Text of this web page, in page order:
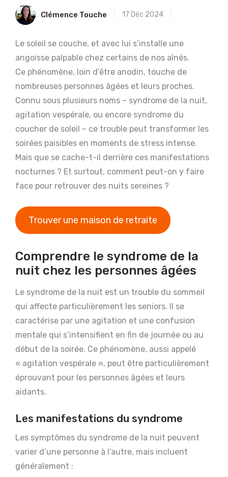
Clémence Touche 17 Déc 2024
Le soleil se couche, et avec lui s’installe une
angoisse palpable chez certains de nos aînés.
Ce phénomène, loin d’être anodin, touche de
nombreuses personnes âgées et leurs proches.
Connu sous plusieurs noms – syndrome de la nuit,
agitation vespérale, ou encore syndrome du
coucher de soleil – ce trouble peut transformer les
soirées paisibles en moments de stress intense.
Mais que se cache-t-il derrière ces manifestations
nocturnes ? Et surtout, comment peut-on y faire
face pour retrouver des nuits sereines ?
Trouver une maison de retraite
Comprendre le syndrome de la
nuit chez les personnes âgées
Le syndrome de la nuit est un trouble du sommeil
qui affecte particulièrement les seniors. Il se
caractérise par une agitation et une confusion
mentale qui s’intensifient en fin de journée ou au
début de la soirée. Ce phénomène, aussi appelé
« agitation vespérale », peut être particulièrement
éprouvant pour les personnes âgées et leurs
aidants.
Les manifestations du syndrome
Les symptômes du syndrome de la nuit peuvent
varier d’une personne à l’autre, mais incluent
généralement :